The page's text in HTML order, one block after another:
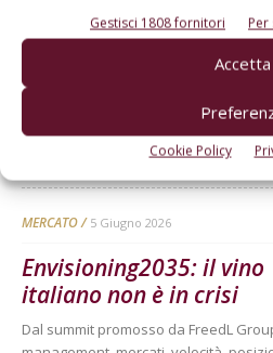
Gestisci 1808 fornitori
Accetta
Cookie Policy
Vini, spiriti e aceti alla
del nuovo (dis)ordine
Assemblea Generale Federvini: bene
in calo per tutti i Paesi produttori
MERCATO 5 Giugno 2026
Envisioning2035: il vino
italiano non è in crisi
Dal summit promosso da FreedL